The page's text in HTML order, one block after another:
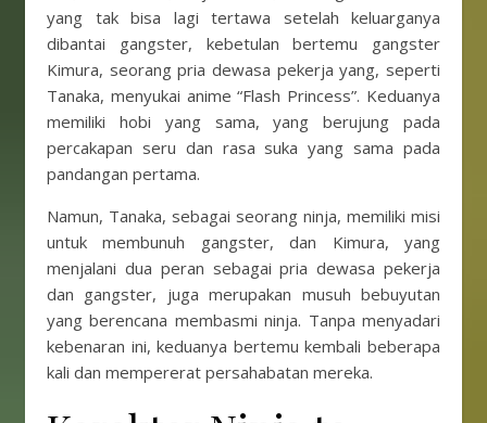
yang tak bisa lagi tertawa setelah keluarganya
dibantai gangster, kebetulan bertemu gangster
Kimura, seorang pria dewasa pekerja yang, seperti
Tanaka, menyukai anime “Flash Princess”. Keduanya
memiliki hobi yang sama, yang berujung pada
percakapan seru dan rasa suka yang sama pada
pandangan pertama.
Namun, Tanaka, sebagai seorang ninja, memiliki misi
untuk membunuh gangster, dan Kimura, yang
menjalani dua peran sebagai pria dewasa pekerja
dan gangster, juga merupakan musuh bebuyutan
yang berencana membasmi ninja. Tanpa menyadari
kebenaran ini, keduanya bertemu kembali beberapa
kali dan mempererat persahabatan mereka.